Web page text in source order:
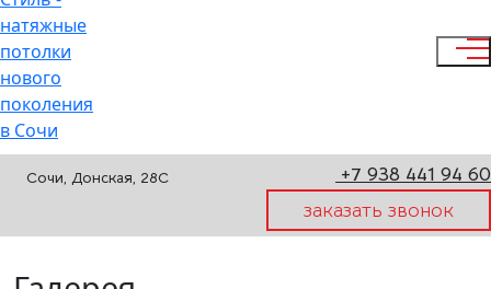
Сочи, Донская, 28С
+7 938 441 94 60
заказать звонок